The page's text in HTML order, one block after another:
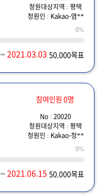
청원대상지역 : 평택
청원인 : Kakao-염**
0%
~2021.03.03 50,000목표
참여인원 0명
No : 20020
청원대상지역 : 평택
청원인 : Kakao-청**
0%
~2021.06.15 50,000목표